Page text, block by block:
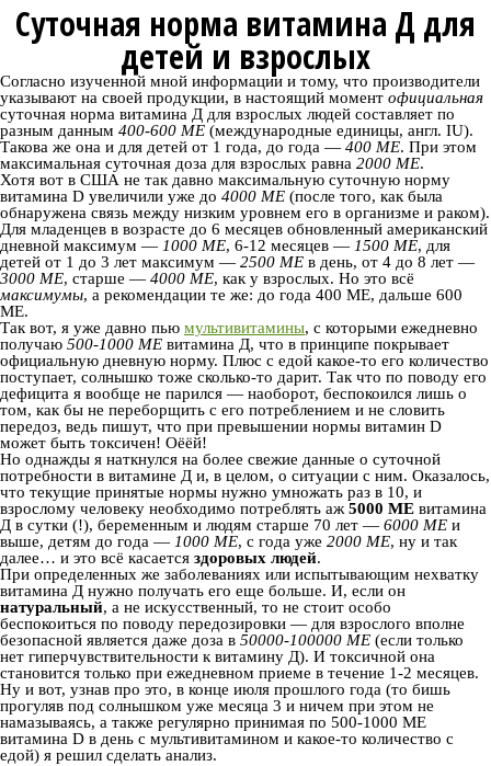
Суточная норма витамина Д для
детей и взрослых
Согласно изученной мной информации и тому, что производители
указывают на своей продукции, в настоящий момент официальная
суточная норма витамина Д для взрослых людей составляет по
разным данным 400-600 МЕ (международные единицы, англ. IU).
Такова же она и для детей от 1 года, до года — 400 МЕ. При этом
максимальная суточная доза для взрослых равна 2000 МЕ.
Хотя вот в США не так давно максимальную суточную норму
витамина D увеличили уже до 4000 МЕ (после того, как была
обнаружена связь между низким уровнем его в организме и раком).
Для младенцев в возрасте до 6 месяцев обновленный американский
дневной максимум — 1000 МЕ, 6-12 месяцев — 1500 МЕ, для
детей от 1 до 3 лет максимум — 2500 МЕ в день, от 4 до 8 лет —
3000 МЕ, старше — 4000 МЕ, как у взрослых. Но это всё
максимумы, а рекомендации те же: до года 400 МЕ, дальше 600
МЕ.
Так вот, я уже давно пью мультивитамины, с которыми ежедневно
получаю 500-1000 МЕ витамина Д, что в принципе покрывает
официальную дневную норму. Плюс с едой какое-то его количество
поступает, солнышко тоже сколько-то дарит. Так что по поводу его
дефицита я вообще не парился — наоборот, беспокоился лишь о
том, как бы не переборщить с его потреблением и не словить
передоз, ведь пишут, что при превышении нормы витамин D
может быть токсичен! Оёёй!
Но однажды я наткнулся на более свежие данные о суточной
потребности в витамине Д и, в целом, о ситуации с ним. Оказалось,
что текущие принятые нормы нужно умножать раз в 10, и
взрослому человеку необходимо потреблять аж 5000 МЕ витамина
Д в сутки (!), беременным и людям старше 70 лет — 6000 МЕ и
выше, детям до года — 1000 МЕ, с года уже 2000 МЕ, ну и так
далее… и это всё касается здоровых людей.
При определенных же заболеваниях или испытывающим нехватку
витамина Д нужно получать его еще больше. И, если он
натуральный, а не искусственный, то не стоит особо
беспокоиться по поводу передозировки — для взрослого вполне
безопасной является даже доза в 50000-100000 МЕ (если только
нет гиперчувствительности к витамину Д). И токсичной она
становится только при ежедневном приеме в течение 1-2 месяцев.
Ну и вот, узнав про это, в конце июля прошлого года (то бишь
прогуляв под солнышком уже месяца 3 и ничем при этом не
намазываясь, а также регулярно принимая по 500-1000 МЕ
витамина D в день с мультивитамином и какое-то количество с
едой) я решил сделать анализ.